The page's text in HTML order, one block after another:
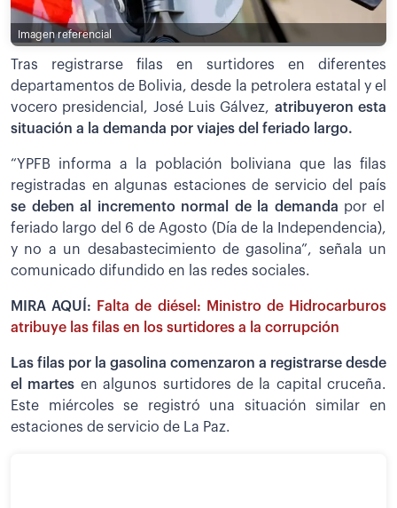
Imagen referencial
Tras registrarse filas en surtidores en diferentes
departamentos de Bolivia, desde la petrolera estatal y el
vocero presidencial, José Luis Gálvez, atribuyeron esta
situación a la demanda por viajes del feriado largo.
“YPFB informa a la población boliviana que las filas
registradas en algunas estaciones de servicio del país
se deben al incremento normal de la demanda por el
feriado largo del 6 de Agosto (Día de la Independencia),
y no a un desabastecimiento de gasolina”, señala un
comunicado difundido en las redes sociales.
MIRA AQUÍ:
Falta de diésel: Ministro de Hidrocarburos
atribuye las filas en los surtidores a la corrupción
Las filas por la gasolina comenzaron a registrarse desde
el martes en algunos surtidores de la capital cruceña.
Este miércoles se registró una situación similar en
estaciones de servicio de La Paz.